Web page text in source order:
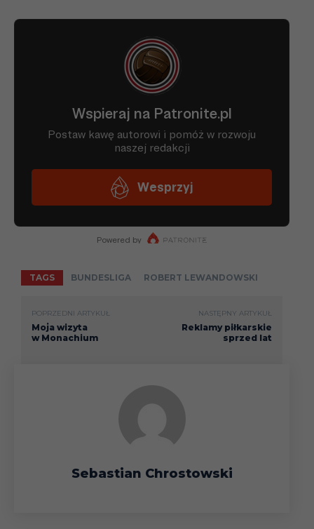
TAGS BUNDESLIGA ROBERT LEWANDOWSKI
POPRZEDNI ARTYKUŁ
Moja wizyta
w Monachium
NASTĘPNY ARTYKUŁ
Reklamy piłkarskie
sprzed lat
Sebastian Chrostowski